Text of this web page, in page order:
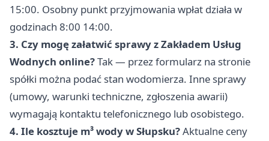
15:00. Osobny punkt przyjmowania wpłat działa w
godzinach 8:00 14:00.
3. Czy mogę załatwić sprawy z Zakładem Usług
Wodnych online?Tak — przez formularz na stronie
spółki można podać stan wodomierza. Inne sprawy
(umowy, warunki techniczne, zgłoszenia awarii)
wymagają kontaktu telefonicznego lub osobistego.
4. Ile kosztuje m³ wody w Słupsku?Aktualne ceny